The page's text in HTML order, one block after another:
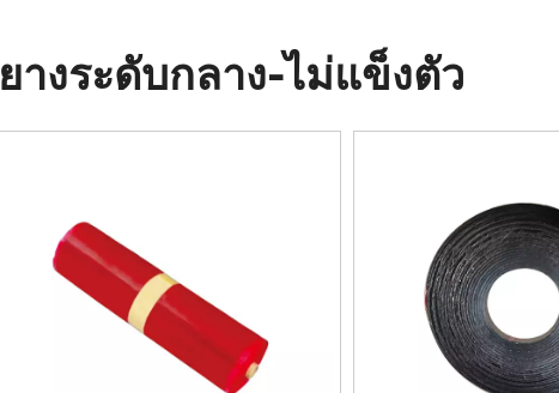
ลูกกลิ้งคนขี้เกียจ
ยางระดับกลาง-ไม่แข็งตัว